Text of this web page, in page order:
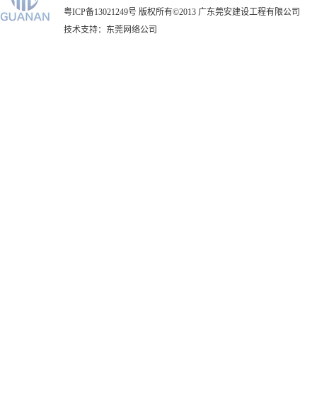
粤ICP备13021249号 版权所有©2013 广东莞安建设工程有限公司
技术支持： 东莞网络公司